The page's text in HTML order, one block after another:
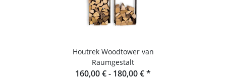
Houtrek Woodtower van
Raumgestalt
160,00 € - 180,00 €*